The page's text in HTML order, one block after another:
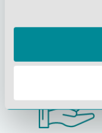
Stetige